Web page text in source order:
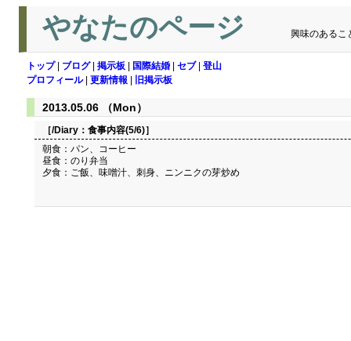
やなたのページ 興味のあるこ
トップ| ブログ| 掲示板 国際結婚 セブ| 登山
プロフィール| 更新情報 旧掲示板
2013.05.06 （Mon）
［/Diary： 食事内容(5/6)］
朝食：パン、コーヒー
昼食：のり弁当
夕食：ご飯、味噌汁、刺身、ニンニクの芽炒め